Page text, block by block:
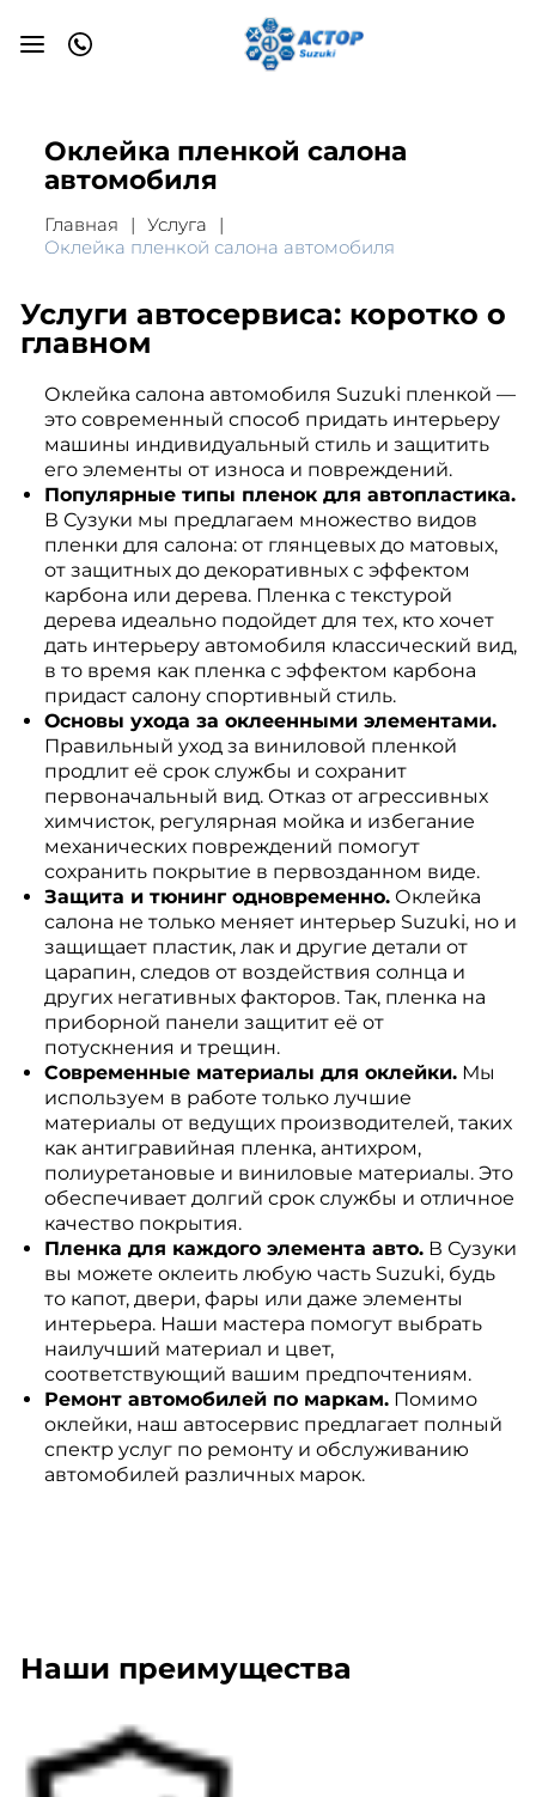
Оклейка пленкой салона
автомобиля
Главная
Услуга
Оклейка пленкой салона автомобиля
Услуги автосервиса: коротко о
главном
Оклейка салона автомобиля Suzuki пленкой —
это современный способ придать интерьеру
машины индивидуальный стиль и защитить
его элементы от износа и повреждений.
Популярные типы пленок для автопластика.
В Сузуки мы предлагаем множество видов
пленки для салона: от глянцевых до матовых,
от защитных до декоративных с эффектом
карбона или дерева. Пленка с текстурой
дерева идеально подойдет для тех, кто хочет
дать интерьеру автомобиля классический вид,
в то время как пленка с эффектом карбона
придаст салону спортивный стиль.
Основы ухода за оклеенными элементами.
Правильный уход за виниловой пленкой
продлит её срок службы и сохранит
первоначальный вид. Отказ от агрессивных
химчисток, регулярная мойка и избегание
механических повреждений помогут
сохранить покрытие в первозданном виде.
Защита и тюнинг одновременно.Оклейка
салона не только меняет интерьер Suzuki, но и
защищает пластик, лак и другие детали от
царапин, следов от воздействия солнца и
других негативных факторов. Так, пленка на
приборной панели защитит её от
потускнения и трещин.
Современные материалы для оклейки.Мы
используем в работе только лучшие
материалы от ведущих производителей, таких
как антигравийная пленка, антихром,
полиуретановые и виниловые материалы. Это
обеспечивает долгий срок службы и отличное
качество покрытия.
Пленка для каждого элемента авто.В Сузуки
вы можете оклеить любую часть Suzuki, будь
то капот, двери, фары или даже элементы
интерьера. Наши мастера помогут выбрать
наилучший материал и цвет,
соответствующий вашим предпочтениям.
Ремонт автомобилей по маркам.Помимо
оклейки, наш автосервис предлагает полный
спектр услуг по ремонту и обслуживанию
автомобилей различных марок.
Наши преимущества